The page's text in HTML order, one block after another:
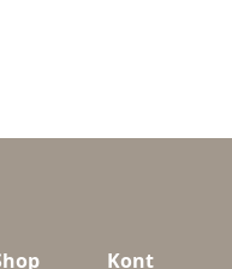
Kont